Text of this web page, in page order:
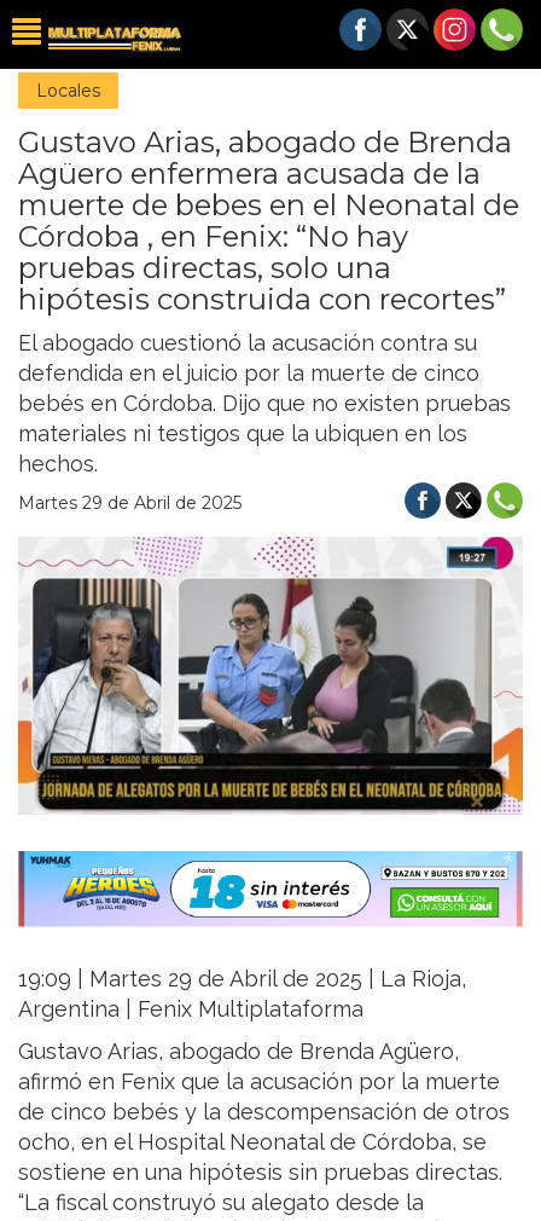
Locales
Gustavo Arias, abogado de Brenda
Agüero enfermera acusada de la
muerte de bebes en el Neonatal de
Córdoba , en Fenix: “No hay
pruebas directas, solo una
hipótesis construida con recortes”
El abogado cuestionó la acusación contra su
defendida en el juicio por la muerte de cinco
bebés en Córdoba. Dijo que no existen pruebas
materiales ni testigos que la ubiquen en los
hechos.
Martes 29 de Abril de 2025
19:09 | Martes 29 de Abril de 2025 | La Rioja,
Argentina | Fenix Multiplataforma
Gustavo Arias, abogado de Brenda Agüero,
afirmó en Fenix que la acusación por la muerte
de cinco bebés y la descompensación de otros
ocho, en el Hospital Neonatal de Córdoba, se
sostiene en una hipótesis sin pruebas directas.
“La fiscal construyó su alegato desde la